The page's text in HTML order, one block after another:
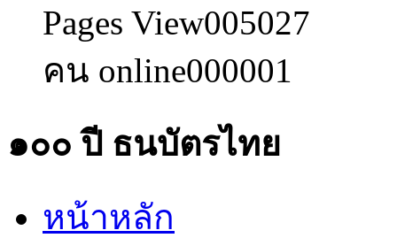
Pages View005027
คน online000001
๑๐๐ ปี ธนบัตรไทย
หน้าหลัก